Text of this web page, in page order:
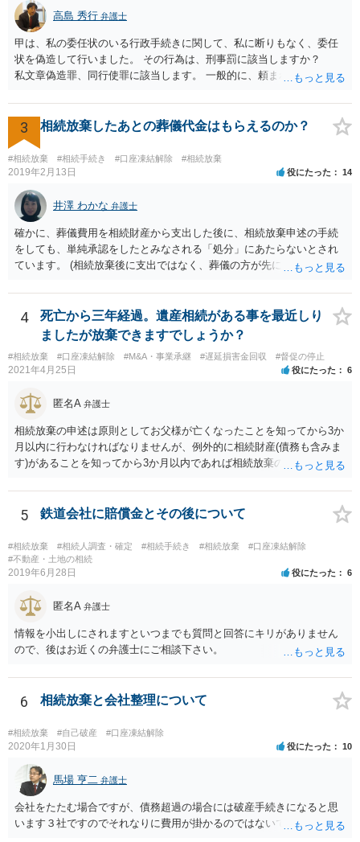
高島 秀行 弁護士
甲は、私の委任状のいる行政手続きに関して、私に断りもなく、委任
状を偽造して行いました。 その行為は、刑事罰に該当しますか？
私文章偽造罪、同行使罪に該当します。 一般的に、頼まれた（委任さ
か？ 委任状を偽造して使用することはまでは依頼の範囲ではない
ので できないと思います。
3 相続放棄したあとの葬儀代金はもらえるのか？
#相続放棄 #相続手続き #口座凍結解除 #相続放棄
2019年2月13日 役にたった 14
井澤 わかな 弁護士
確かに、葬儀費用を相続財産から支出した後に、相続放棄申述の手続
をしても、単純承認をしたとみなされる「処分」にあたらないとされ
ています。 (相続放棄後に支出ではなく、葬儀の方が先に来るのが通常
述の手続ということだと思いますが) ただ、葬儀費用ならいくらでもよ
いということではなく、身分相応の、社会的儀式として当然認められ
る程度の金額に留まると考えた方がよいです。 もし、相続人の皆さん
に葬儀費用を支出する経済力がなく、質素な葬儀を行った費用であれ
ば相続財産から支出しても単純承認と認められない可能性が高いの
で、相続放棄申述が受理される可能性も高いと思います。
4
死亡から三年経過。遺産相続がある事を最近しり
ましたが放棄できますでしょうか？
#相続放棄 #口座凍結解除 #M&A・事業承継 #遅延損害金回収 #督促の停止
2021年4月25日 役にたった 6
匿名A 弁護士
相続放棄の申述は原則としてお父様が亡くなったことを知ってから3か
月以内に行わなければなりませんが、例外的に相続財産(債務も含みま
す)があることを知ってから3か月以内であれば相続放棄の申述が認め
したら、早急に家裁に行って相続放棄の申述をしたい旨告げて必要な
書類を提出されることをおすすめいたします。 なお、お父様の債務が
にあたっては、法テラスの無料相談等を利用して弁護士に相談するこ
とも十分考えられるかと存じます。また、ご記載いただいた事実関係
を拝見するかぎり、再婚相手のかたは既に相続放棄をされている可能
5 鉄道会社に賠償金とその後について
#相続放棄 #相続人調査・確定 #相続手続き #相続放棄
#口座凍結解除
#不動産・土地の相続
2019年6月28日 役にたった 6
匿名A 弁護士
情報を小出しにされますといつまでも質問と回答にキリがありません
ので、後はお近くの弁護士にご相談下さい。
6 相続放棄と会社整理について
#相続放棄 #自己破産 #口座凍結解除
2020年1月30日 役にたった 10
馬場 亨二 弁護士
会社をたたむ場合ですが、債務超過の場合には破産手続きになると思
います３社ですのでそれなりに費用が掛かるのではないでしょうか。